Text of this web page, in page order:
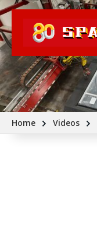
Home Videos